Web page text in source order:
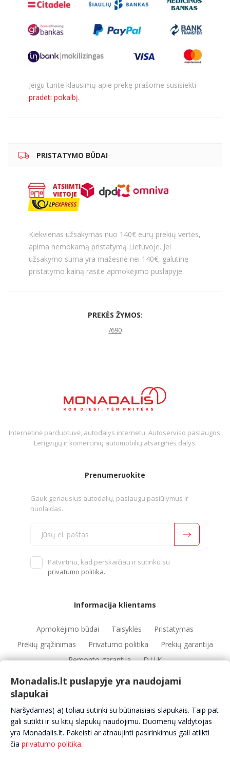
Jeigu turite klausimų apie prekę prašome susisiekti
pradėti pokalbį.
PRISTATYMO BŪDAI
Kiekvienas užsakymas nuo 140€ eurų prekių vertės,
apima nemokamą pristatymą Lietuvoje. Jei
užsakymo suma yra mažesnė nei 140€, galutinę
pristatymo kainą rasite apmokėjimo puslapyje.
PREKĖS ŽYMOS:
/690
Internetinė parduotuvė, autodalys internetu. Autoserviso paslaugos.
Lengvųjų ir komercinių automobilių atsarginės dalys.
Prenumeruokite
Gauk geriausius autodalių, paslaugų pasiūlymus ir
nuolaidas.
Patvirtinu, kad perskaičiau ir sutinku su
privatumo politika.
Informacija klientams
Apmokėjimo būdai Taisyklės
Pristatymas
Prekių grąžinimas
Privatumo politika
Prekių garantija
Remonto garantija
D.U.K
Automobilių servisai Automobilių dalys
Apie mus
Kontaktai
Monadalis.lt puslapyje yra naudojami
slapukai
Naršydamas(-a) toliau sutinki su būtinaisiais slapukais. Taip pat
gali sutikti ir su kitų slapukų naudojimu. Duomenų valdytojas
yra Monadalis.lt. Pakeisti ar atnaujinti pasirinkimus gali atlikti
čia privatumo politika.